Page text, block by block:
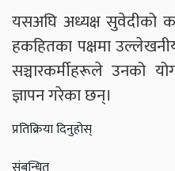
यसअघि अध्यक्ष सुवेदीको
हकहितका पक्षमा
सञ्चारकर्मीहरूले उनको
ज्ञापन गरेका छन्।
प्रतिक्रिया दिनुहोस्